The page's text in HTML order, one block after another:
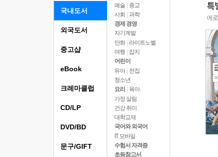
국내도서
예술 | 종교
사회 | 과학
경제 경영
자기계발
만화 | 라이트노벨
여행
잡지
어린이
유아 | 전집
청소년
요리
육아
가정 살림
건강 취미
대학교재
국어와 외국어
IT 모바일
수험서 자격증
초등참고서
외국도서
중고샵
eBook
크레마클럽
CD/LP
DVD/BD
문구/GIFT